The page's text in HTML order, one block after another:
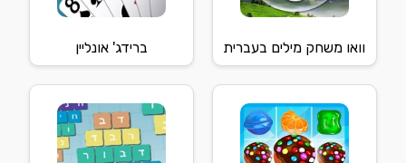
וואו משחק מילים בעברית ברידג' אונליין